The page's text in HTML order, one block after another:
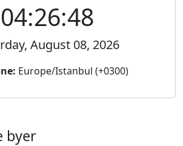
04:26:48
August 08, 2026
Europe/Istanbul (+0300)
byer